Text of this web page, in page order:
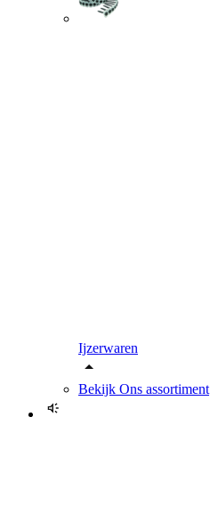
Ijzerwaren
Bekijk Ons assortiment